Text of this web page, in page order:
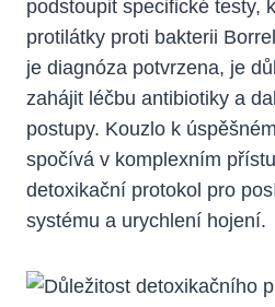
⁣podstoupit specifické testy,⁤
protilátky proti ⁤bakterii
je​ diagnóza⁤ potvrzena, je
zahájit léčbu ​antibiotiky‍ a
postupy. ⁣Kouzlo k
spočívá v komplexním
detoxikační protokol pro
systému a urychlení hojení.